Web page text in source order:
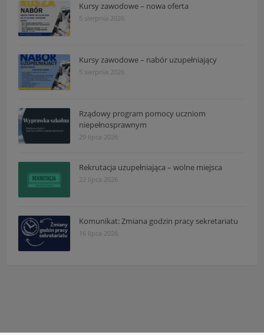
Kursy zawodowe – nowa oferta
5 sierpnia 2026
Kursy zawodowe – nabór uzupełniający
5 sierpnia 2026
Rządowy program pomocy uczniom
niepełnosprawnym
29 lipca 2026
Rekrutacja uzupełniająca – wolne miejsca
22 lipca 2026
Komunikat: Zmiana godzin pracy sekretariatu
16 lipca 2026